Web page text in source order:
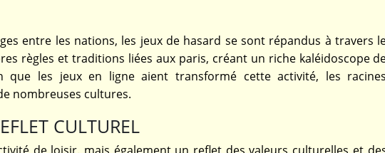
entre les nations, les jeux de hasard se sont répandus à travers
règles et traditions liées aux paris, créant un riche kaléidoscope
que les jeux en ligne aient transformé cette activité, les racines
nombreuses cultures.
CULTUREL